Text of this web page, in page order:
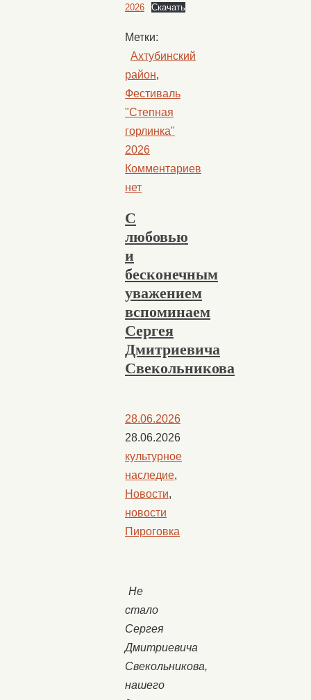
2026
Скачать
Метки:
Ахтубинский
район,
Фестиваль
"Степная
горлинка"
2026
Комментариев
нет
С
любовью
и
бесконечным
уважением
вспоминаем
Сергея
Дмитриевича
Свекольникова
28.06.2026
28.06.2026
культурное
наследие,
Новости,
новости
Пироговка
Не
стало
Сергея
Дмитриевича
Свекольникова,
нашего